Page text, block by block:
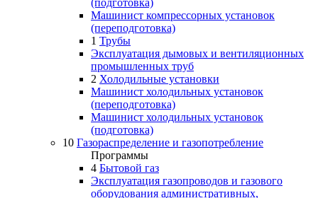
(подготовка)
Машинист компрессорных установок
(переподготовка)
1 Трубы
Эксплуатация дымовых и вентиляционных
промышленных труб
2 Холодильные установки
Машинист холодильных установок
(переподготовка)
Машинист холодильных установок
(подготовка)
10 Газораспределение и газопотребление
Программы
4 Бытовой газ
Эксплуатация газопроводов и газового
оборудования административных,